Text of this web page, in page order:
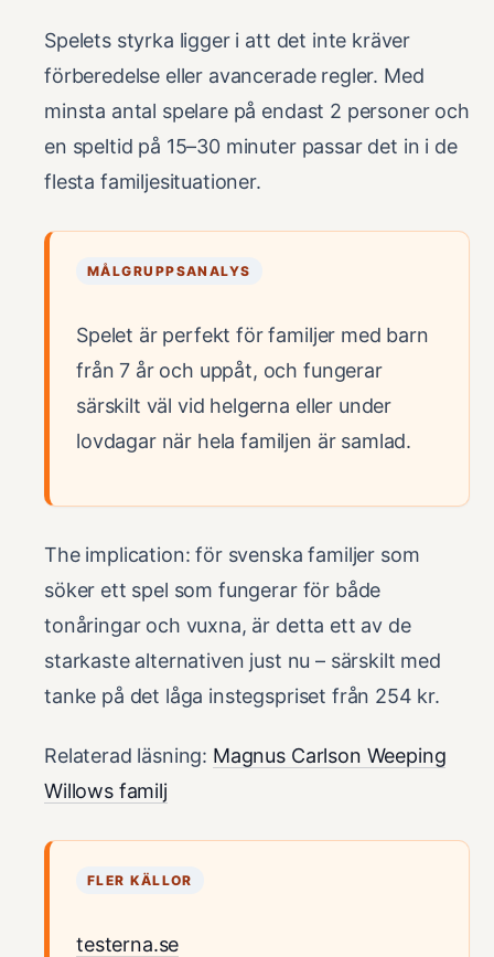
Spelets styrka ligger i att det inte kräver
förberedelse eller avancerade regler. Med
minsta antal spelare på endast 2 personer och
en speltid på 15–30 minuter passar det in i de
flesta familjesituationer.
MÅLGRUPPSANALYS
Spelet är perfekt för familjer med barn
från 7 år och uppåt, och fungerar
särskilt väl vid helgerna eller under
lovdagar när hela familjen är samlad.
The implication: för svenska familjer som
söker ett spel som fungerar för både
tonåringar och vuxna, är detta ett av de
starkaste alternativen just nu – särskilt med
tanke på det låga instegspriset från 254 kr.
Relaterad läsning: Magnus Carlson Weeping
Willows familj
FLER KÄLLOR
testerna.se